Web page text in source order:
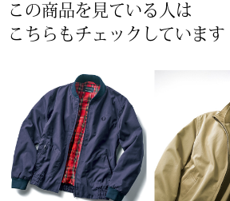
すべて見る
プ
この商品を見ている人は
こちらもチェックしています